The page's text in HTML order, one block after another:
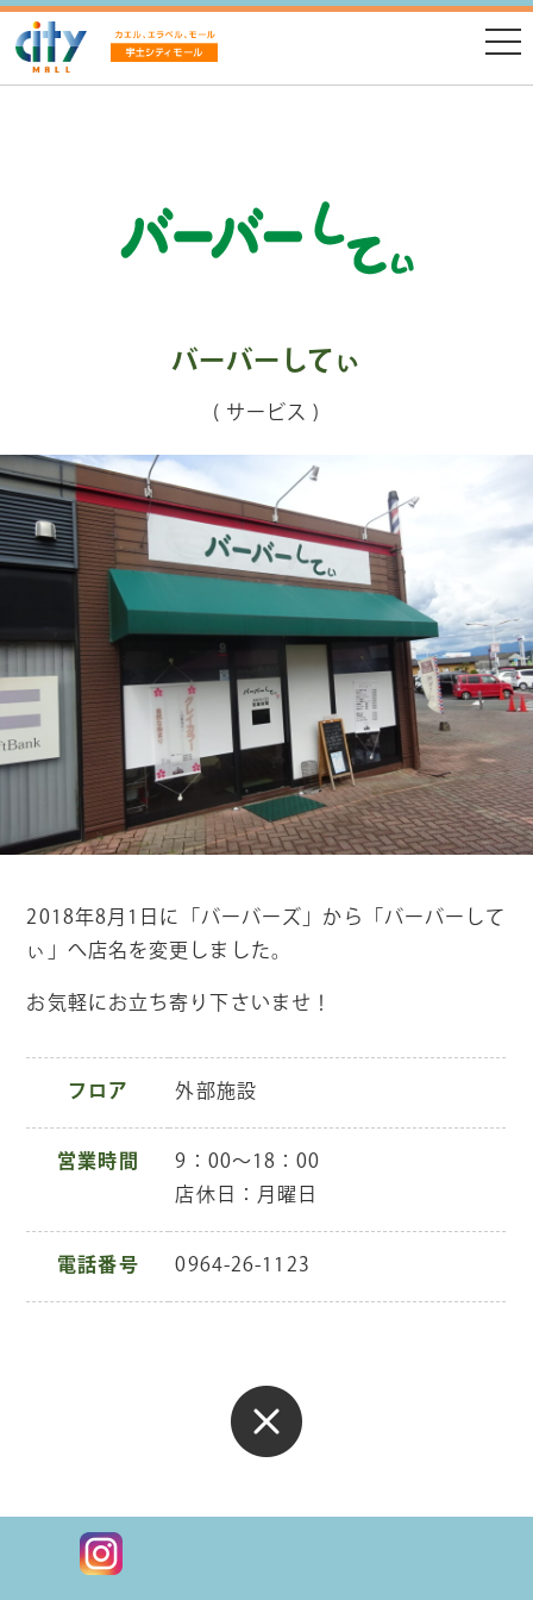
バーバーしてぃ
( サービス )
2018年8月1日に「バーバーズ」から「バーバーして
ぃ」へ店名を変更しました。
お気軽にお立ち寄り下さいませ！
フロア 外部施設
営業時間
9：00～18：00
店休日：月曜日
電話番号 0964-26-1123